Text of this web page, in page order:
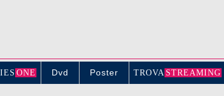
S ONE Dvd Poster TROVA STREAMING